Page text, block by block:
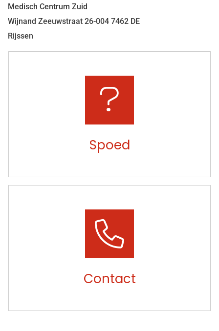
Medisch Centrum Zuid
Wijnand Zeeuwstraat 26-004 7462 DE
Rijssen
Spoed
Contact